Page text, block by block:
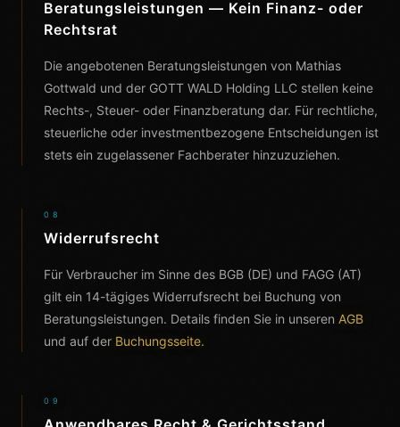
Beratungsleistungen — Kein Finanz- oder
Rechtsrat
Die angebotenen Beratungsleistungen von Mathias
Gottwald und der GOTT WALD Holding LLC stellen keine
Rechts-, Steuer- oder Finanzberatung dar. Für rechtliche,
steuerliche oder investmentbezogene Entscheidungen ist
stets ein zugelassener Fachberater hinzuzuziehen.
08
Widerrufsrecht
Für Verbraucher im Sinne des BGB (DE) und FAGG (AT)
gilt ein 14-tägiges Widerrufsrecht bei Buchung von
Beratungsleistungen. Details finden Sie in unseren AGB
und auf der Buchungsseite.
09